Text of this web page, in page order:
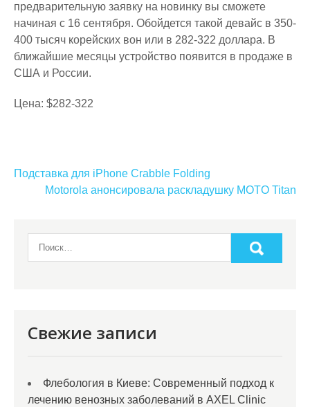
предварительную заявку на новинку вы сможете
начиная с 16 сентября. Обойдется такой девайс в 350-
400 тысяч корейских вон или в 282-322 доллара. В
ближайшие месяцы устройство появится в продаже в
США и России.
Цена: $282-322
Навигация
Подставка для iPhone Crabble Folding
Motorola анонсировала раскладушку MOTO Titan
Свежие записи
Флебология в Киеве: Современный подход к
лечению венозных заболеваний в AXEL Clinic